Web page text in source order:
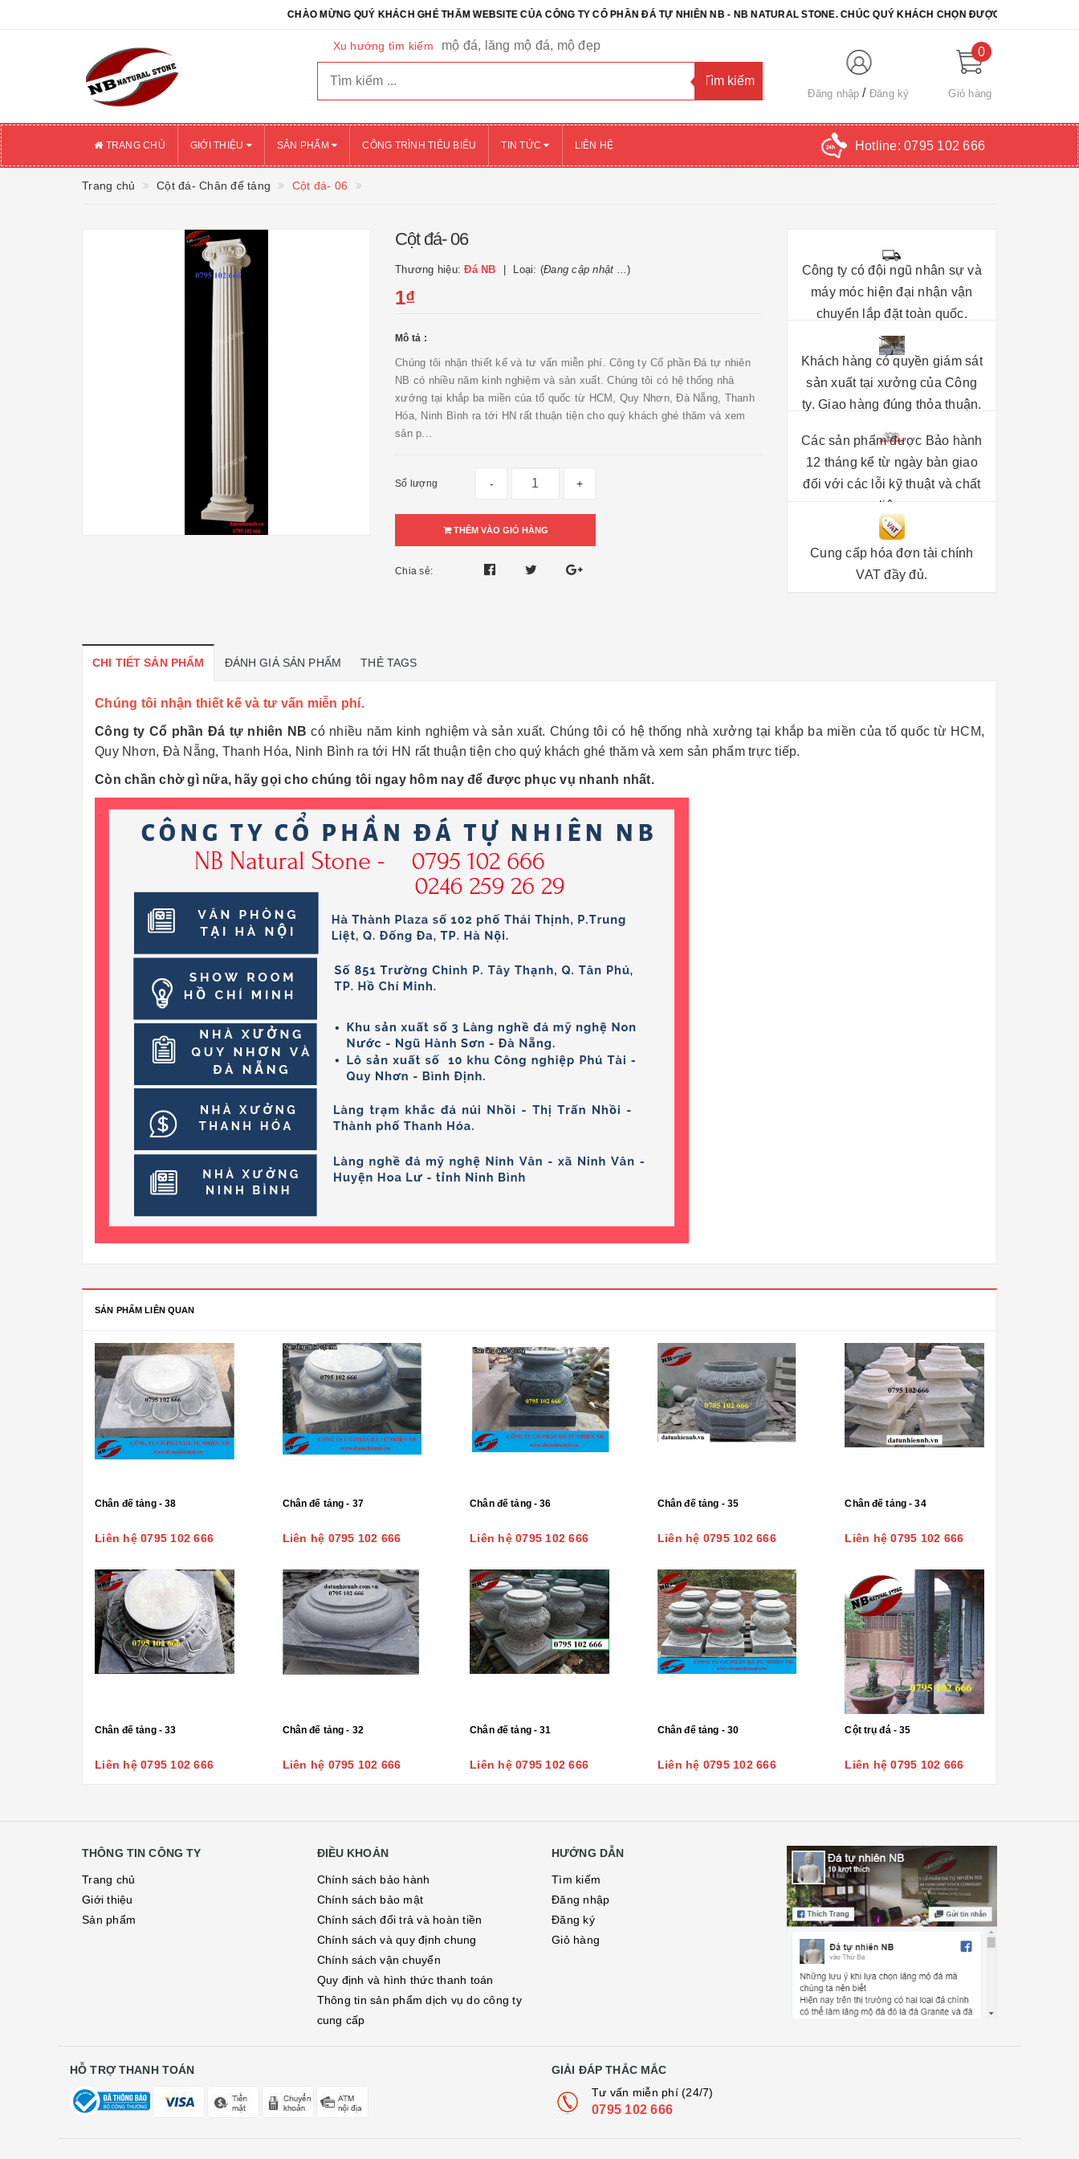
CHÀO MỪNG QUÝ KHÁCH GHÉ THĂM WEBSITE CỦA CÔNG TY CỔ PHẦN ĐÁ TỰ NHIÊN NB - NB NATURAL STONE. CHÚC QUÝ KHÁCH CHỌN ĐƯỢC SẢN PHẨM ƯNG Ý
Xu hướng tìm kiếm mộ đá, lăng mộ đá, mộ đẹp
Đăng nhập Đăng ký
0
Giỏ hàng
TRANG CHỦ GIỚI THIỆU SẢN PHẨM CÔNG TRÌNH TIÊU BIỂU TIN TỨC LIÊN HỆ Hotline: 0795 102 666
Trang chủ Cột đá- Chân đế tảng Cột đá- 06
Cột đá- 06
Thương hiệu:Đá NB Loại: (Đang cập nhật ...)
1₫
Mô tả :
Chúng tôi nhận thiết kế và tư vấn miễn phí. Công ty Cổ phần Đá tự nhiên
NB có nhiều năm kinh nghiệm và sản xuất. Chúng tôi có hệ thống nhà
xưởng tại khắp ba miền của tổ quốc từ HCM, Quy Nhơn, Đà Nẵng, Thanh
Hóa, Ninh Bình ra tới HN rất thuận tiện cho quý khách ghé thăm và xem
sản p...
Số lượng - +
THÊM VÀO GIỎ HÀNG
Chia sẻ:
Công ty có đội ngũ nhân sự và
máy móc hiện đại nhận vận
chuyển lắp đặt toàn quốc.
Khách hàng có quyền giám sát
sản xuất tại xưởng của Công
ty. Giao hàng đúng thỏa thuận.
Các sản phẩm được Bảo hành
12 tháng kể từ ngày bàn giao
đối với các lỗi kỹ thuật và chất
liệu.
Cung cấp hóa đơn tài chính
VAT đầy đủ.
CHI TIẾT SẢN PHẨM ĐÁNH GIÁ SẢN PHẨM THẺ TAGS
Chúng tôi nhận thiết kế và tư vấn miễn phí.
Công ty Cổ phần Đá tự nhiên NB có nhiều năm kinh nghiệm và sản xuất. Chúng tôi có hệ thống nhà xưởng tại khắp ba miền của tổ quốc từ HCM,
Quy Nhơn, Đà Nẵng, Thanh Hóa, Ninh Bình ra tới HN rất thuận tiện cho quý khách ghé thăm và xem sản phẩm trực tiếp.
Còn chần chờ gì nữa, hãy gọi cho chúng tôi ngay hôm nay để được phục vụ nhanh nhất.
SẢN PHẨM LIÊN QUAN
Chân đế tảng - 38
Liên hệ 0795 102 666
Chân đế tảng - 37
Liên hệ 0795 102 666
Chân đế tảng - 36
Liên hệ 0795 102 666
Chân đế tảng - 35
Liên hệ 0795 102 666
Chân đế tảng - 34
Liên hệ 0795 102 666
Chân đế tảng - 33
Liên hệ 0795 102 666
Chân đế tảng - 32
Liên hệ 0795 102 666
Chân đế tảng - 31
Liên hệ 0795 102 666
Chân đế tảng - 30
Liên hệ 0795 102 666
Cột trụ đá - 35
Liên hệ 0795 102 666
THÔNG TIN CÔNG TY
Trang chủ
Giới thiệu
Sản phẩm
ĐIỀU KHOẢN
Chính sách bảo hành
Chính sách bảo mật
Chính sách đổi trả và hoàn tiền
Chính sách và quy định chung
Chính sách vận chuyển
Quy định và hình thức thanh toán
Thông tin sản phẩm dịch vụ do công ty
cung cấp
HƯỚNG DẪN
Tìm kiếm
Đăng nhập
Đăng ký
Giỏ hàng
HỖ TRỢ THANH TOÁN
GIẢI ĐÁP THẮC MẮC
Tư vấn miễn phí (24/7)
0795 102 666